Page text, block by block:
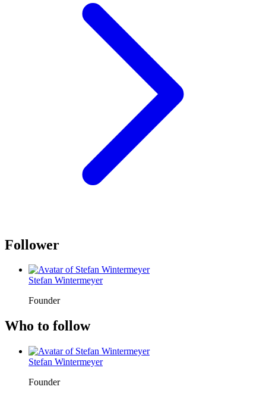
Follower
Stefan Wintermeyer
Founder
Who to follow
Stefan Wintermeyer
Founder